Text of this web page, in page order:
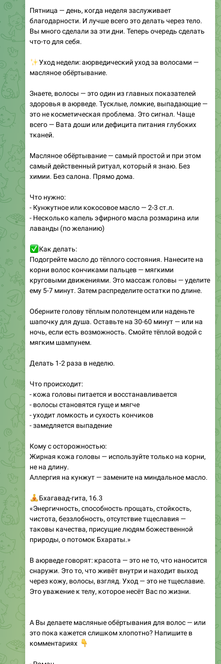
Вы много сделали за эти дни. Теперь очередь сделать
что-то для себя.
Уход недели: аюрведический уход за волосами —
Знаете, волосы — это один из главных показателей
это не косметическая проблема. Это сигнал. Чаще
всего — Вата доши или дефицита питания глубоких
тканей.
Масляное обёртывание — самый простой и при этом
химии. Без салона. Прямо дома.
Что нужно:
- Несколько капель эфирного масла розмарина или
лаванды (по желанию)
Как делать:
корни волос кончиками пальцев — мягкими
круговыми движениями. Это массаж головы — уделите
ему 5-7 минут. Затем распределите остатки по длине.
Оберните голову тёплым полотенцем или наденьте
ночь, если есть возможность. Смойте тёплой водой с
мягким шампунем.
Делать 1-2 раза в неделю.
Что происходит:
- волосы становятся гуще и мягче
- уходит ломкость и сухость кончиков
- замедляется выпадение
Кому с осторожностью:
не на длину.
Аллергия на кунжут — замените на миндальное масло.
Бхагавад-гита, 16.3
чистота, беззлобность, отсутствие тщеславия —
таковы качества, присущие людям божественной
природы, о потомок Бхараты.»
В аюрведе говорят: красота — это не то, что наносится
через кожу, волосы, взгляд. Уход — это не тщеславие.
Это уважение к телу, которое несёт Вас по жизни.
комментариях
👇
- Роман